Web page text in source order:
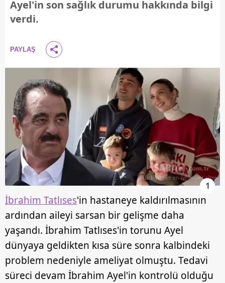
Ayel'in son sağlık durumu hakkında bilgi
verdi.
PAYLAŞ
1
İbrahim Tatlıses'in hastaneye kaldırılmasının
ardından aileyi sarsan bir gelişme daha
yaşandı. İbrahim Tatlıses'in torunu Ayel
dünyaya geldikten kısa süre sonra kalbindeki
problem nedeniyle ameliyat olmuştu. Tedavi
süreci devam İbrahim Ayel'in kontrolü olduğu